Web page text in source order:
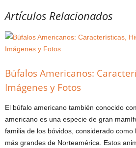
Artículos Relacionados
Búfalos Americanos:
Imágenes y Fotos
El búfalo americano también conocido
americano es una especie de gran
familia de los bóvidos, considerado
más grandes de Norteamérica. Estos